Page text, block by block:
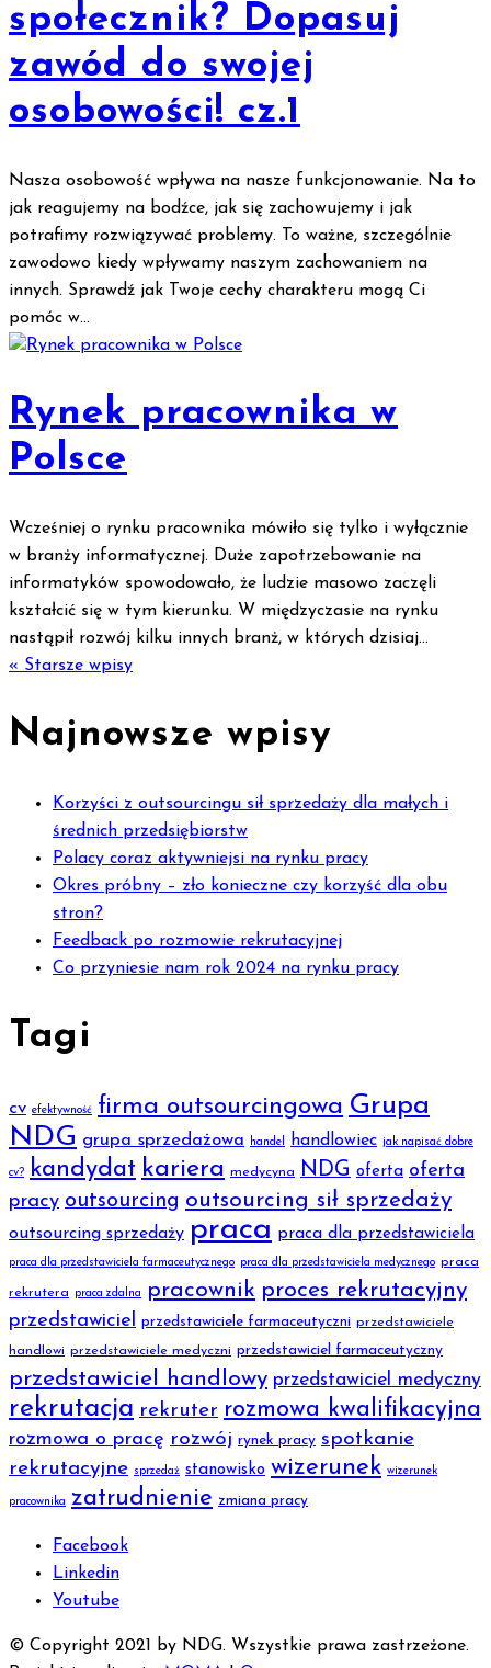
społecznik? Dopasuj
zawód do swojej
osobowości! cz.1
Nasza osobowość wpływa na nasze funkcjonowanie. Na to
jak reagujemy na bodźce, jak się zachowujemy i jak
potrafimy rozwiązywać problemy. To ważne, szczególnie
zawodowo kiedy wpływamy naszym zachowaniem na
innych. Sprawdź jak Twoje cechy charakteru mogą Ci
pomóc w...
Rynek pracownika w
Polsce
Wcześniej o rynku pracownika mówiło się tylko i wyłącznie
w branży informatycznej. Duże zapotrzebowanie na
informatyków spowodowało, że ludzie masowo zaczęli
kształcić się w tym kierunku. W międzyczasie na rynku
nastąpił rozwój kilku innych branż, w których dzisiaj...
« Starsze wpisy
Najnowsze wpisy
Korzyści z outsourcingu sił sprzedaży dla małych i
średnich przedsiębiorstw
Polacy coraz aktywniejsi na rynku pracy
Okres próbny – zło konieczne czy korzyść dla obu
stron?
Feedback po rozmowie rekrutacyjnej
Co przyniesie nam rok 2024 na rynku pracy
Tagi
cv efektywność firma outsourcingowa Grupa
NDG grupa sprzedażowa handel handlowiec jak napisać dobre
cv? kandydat kariera medycyna NDG oferta oferta
pracy outsourcing outsourcing sił sprzedaży
outsourcing sprzedaży praca praca dla przedstawiciela
praca dla przedstawiciela farmaceutycznego praca dla przedstawiciela medycznego praca
rekrutera praca zdalna pracownik proces rekrutacyjny
przedstawiciel przedstawiciele farmaceutyczni przedstawiciele
handlowi przedstawiciele medyczni przedstawiciel farmaceutyczny
przedstawiciel handlowy przedstawiciel medyczny
rekrutacja rekruter rozmowa kwalifikacyjna
rozmowa o pracę rozwój rynek pracy spotkanie
rekrutacyjne sprzedaż stanowisko wizerunek wizerunek
pracownika zatrudnienie zmiana pracy
Facebook
Linkedin
Youtube
© Copyright 2021 by NDG. Wszystkie prawa zastrzeżone.